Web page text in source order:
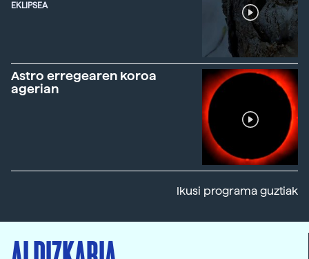
EKLIPSEA
Astro erregearen koroa
agerian
Ikusi programa guztiak